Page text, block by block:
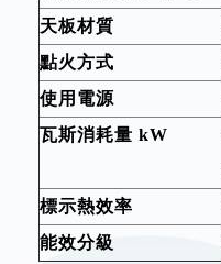
天板材質
點火方式
使用電源
瓦斯消耗量 kW
標示熱效率
能效分級